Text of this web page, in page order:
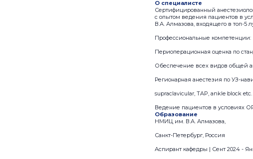
О специалисте
Сертифицированный
с опытом ведения пациентов в
В.А. Алмазова, входящего в топ-5
Профессиональные компетенции:
Периоперационная оценка по
Обеспечение всех видов общей
Регионарная анестезия по УЗ-
supraclavicular, TAP, ankle block etc.
Ведение пациентов в условиях
Образование
НМИЦ им. В.А. Алмазова,
Санкт-Петербург, Россия
Аспирант кафедры | Сент 2024 -